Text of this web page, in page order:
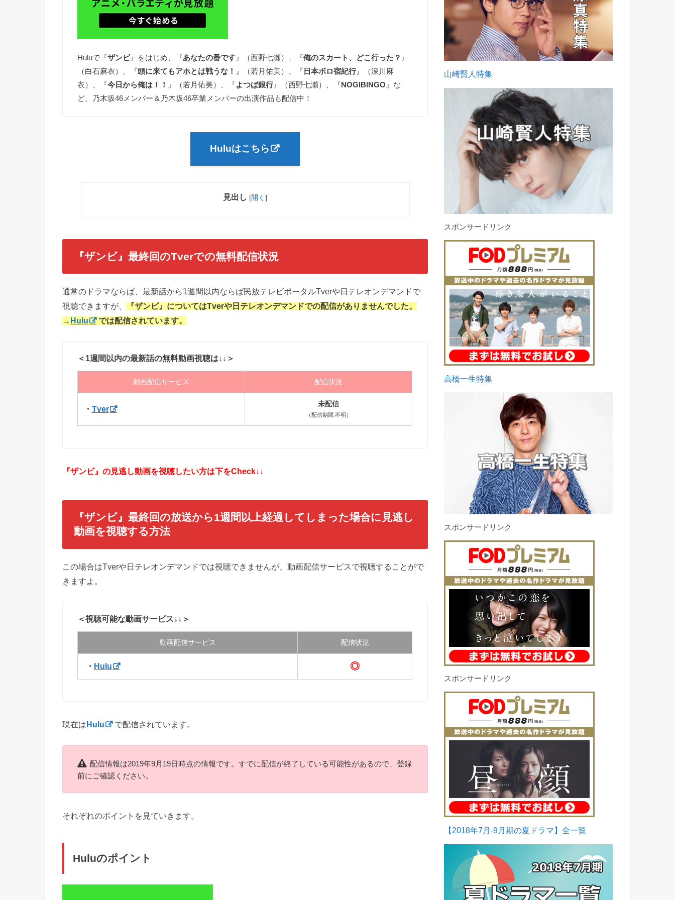
Huluで『ザンビ』をはじめ、『あなたの番です 』（西野七瀬）、『俺のスカート、どこ行った？ 』
（白石麻衣）、『頭に来てもアホとは戦うな！ 』（若月佑美）、『 日本ボロ宿紀行』（深川麻
衣）、『今日から俺は！！ 』（若月佑美）、『よつば銀行』（西野七瀬）、『NOGIBINGO 』な
ど、乃木坂46メンバー＆乃木坂46卒業メンバーの出演作品も配信中！
Huluはこちら
見出し [開く ]
『ザンビ』最終回のTverでの無料配信状況
通常のドラマならば、最新話から1週間以内ならば民放テレビポータルTverや日テレオンデマンドで
視聴できますが、
『ザンビ』についてはTverや日テレオンデマンドでの配信がありませんでした。
→ Hulu では配信されています。
＜1週間以内の最新話の無料動画視聴は↓↓＞
動画配信サービス 配信状況
・ Tver
未配信
（配信期間:不明）
『ザンビ』の見逃し動画を視聴したい方は下をCheck↓↓
『ザンビ』最終回の放送から1週間以上経過してしまった場合に見逃し
動画を視聴する方法
この場合はTverや日テレオンデマンドでは視聴できませんが、動画配信サービスで視聴することがで
きますよ。
＜視聴可能な動画サービス↓↓＞
動画配信サービス 配信状況
・ Hulu ◎
現在は Hulu で配信されています。
配信情報は2019年9月19日時点の情報です。すでに配信が終了している可能性があるので、登録
前にご確認ください。
それぞれのポイントを見ていきます。
Huluのポイント
山崎賢人特集
スポンサードリンク
高橋一生特集
スポンサードリンク
スポンサードリンク
【2018年7月-9月期の夏ドラマ】全一覧